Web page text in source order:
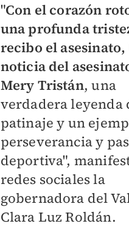
"Con el corazón
una profunda
recibo el asesinato,
noticia del
Mery Tristán, una
verdadera leyenda
patinaje y un
perseverancia y
deportiva",
redes sociales la
gobernadora del
Clara Luz Roldán.